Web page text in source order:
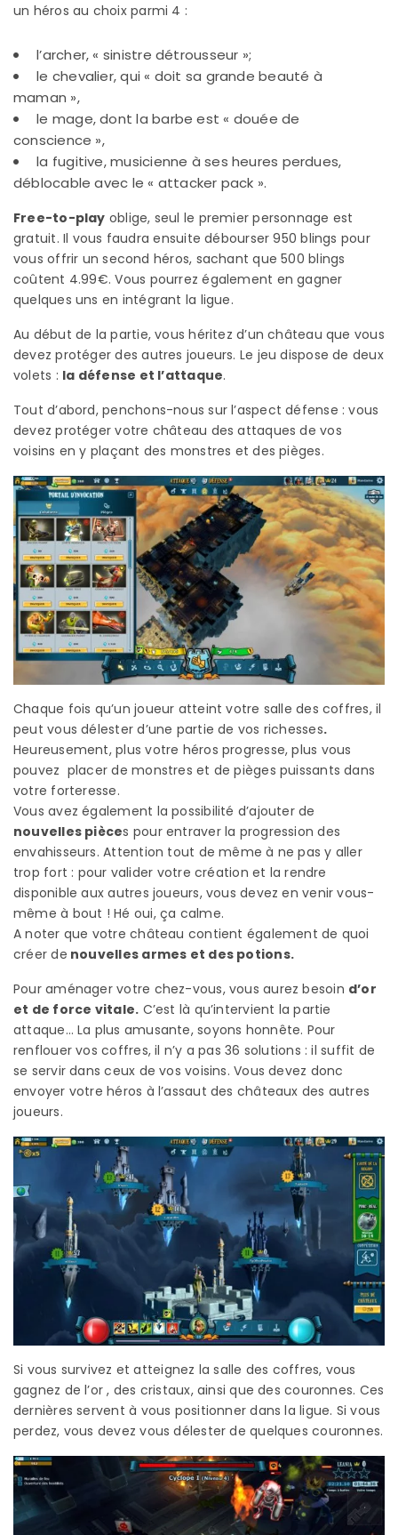
un héros au choix parmi 4 :
l’archer, « sinistre détrousseur »;
le chevalier, qui « doit sa grande beauté à
maman »,
le mage, dont la barbe est « douée de
conscience »,
la fugitive, musicienne à ses heures perdues,
déblocable avec le « attacker pack ».
Free-to-play oblige, seul le premier personnage est
gratuit. Il vous faudra ensuite débourser 950 blings pour
vous offrir un second héros, sachant que 500 blings
coûtent 4.99€. Vous pourrez également en gagner
quelques uns en intégrant la ligue.
Au début de la partie, vous héritez d’un château que vous
devez protéger des autres joueurs. Le jeu dispose de deux
volets : la défense et l’attaque.
Tout d’abord, penchons-nous sur l’aspect défense : vous
devez protéger votre château des attaques de vos
voisins en y plaçant des monstres et des pièges.
Chaque fois qu’un joueur atteint votre salle des coffres, il
peut vous délester d’une partie de vos richesses.
Heureusement, plus votre héros progresse, plus vous
pouvez placer de monstres et de pièges puissants dans
votre forteresse.
Vous avez également la possibilité d’ajouter de
nouvelles pièces pour entraver la progression des
envahisseurs. Attention tout de même à ne pas y aller
trop fort : pour valider votre création et la rendre
disponible aux autres joueurs, vous devez en venir vous-
même à bout ! Hé oui, ça calme.
A noter que votre château contient également de quoi
créer de nouvelles armes et des potions.
Pour aménager votre chez-vous, vous aurez besoin d’or
et de force vitale. C’est là qu’intervient la partie
attaque… La plus amusante, soyons honnête. Pour
renflouer vos coffres, il n’y a pas 36 solutions : il suffit de
se servir dans ceux de vos voisins. Vous devez donc
envoyer votre héros à l’assaut des châteaux des autres
joueurs.
Si vous survivez et atteignez la salle des coffres, vous
gagnez de l’or , des cristaux, ainsi que des couronnes. Ces
dernières servent à vous positionner dans la ligue. Si vous
perdez, vous devez vous délester de quelques couronnes.